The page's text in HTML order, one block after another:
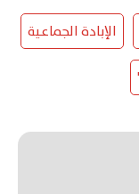
الإبادة الجماعية